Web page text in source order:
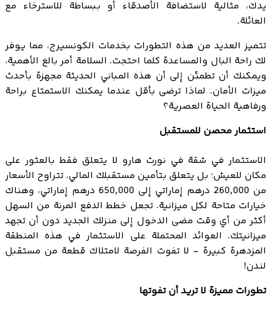
يدك، مثالية لاستضافة الأصدقاء أو ببساطة للاسترخاء مع
العائلة.
تتميز العديد من هذه التطورات بخدمات الكونسيرج، مما يوفر
لك راحة البال والمساعدة كلما احتجت. السلامة أمر بالغ الأهمية،
ويمكنك أن تطمئن إلى أن هذه المباني الحديثة مجهزة بأحدث
ميزات الأمان. لماذا ترضى بأقل عندما يمكنك الاستمتاع براحة
ورفاهية الحياة العصرية؟
استثمار محصن للمستقبل
الاستثمار في شقة في نورث هارو لا يتعلق فقط بالعثور على
مكان للعيش؛ بل يتعلق بتأمين مستقبلك المالي. تتراوح الأسعار
من 260,000 درهم إماراتي إلى 650,000 درهم إماراتي، وهناك
خيارات متاحة لكل ميزانية. تجعل خطط الدفع المرنة من السهل
أكثر من أي وقت مضى الدخول إلى منزلك الجديد دون أن تجهد
ميزانيتك. العوائد المحتملة على الاستثمار في هذه المنطقة
المزدهرة كبيرة - لا تفوت الفرصة لامتلاك قطعة من مستقبل
لندن!
تطورات مميزة لا تريد أن تفوتها